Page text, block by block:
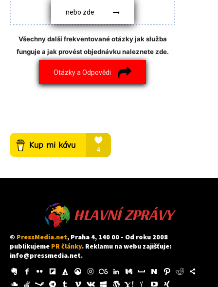
nebo zde
Všechny další frekventované otázky jak služba
funguje a jak provést objednávku naleznete zde.
Otázky a Odpovědi
HLAVNÍ ZPRÁVY
© PressMedia.net, Praha 4, 140 00 - Od roku 2008
publikujeme PR články. Reklamu na webu zajišťuje:
info@pressmedia.net.